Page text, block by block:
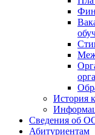
История
Сведения об
Абитуриентам